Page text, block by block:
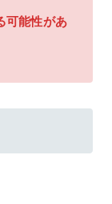
可能性があ